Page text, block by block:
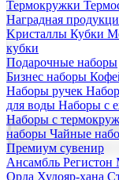
Термокружки
Наградная
Kристаллы Кубки
кубки
Подарочные наборы
Бизнес наборы
Наборы ручек
для воды Наборы с
Наборы с
наборы Чайные
Премиум сувенир
Ансамбль Регистон
Орда Худояр-хана
Поставка со